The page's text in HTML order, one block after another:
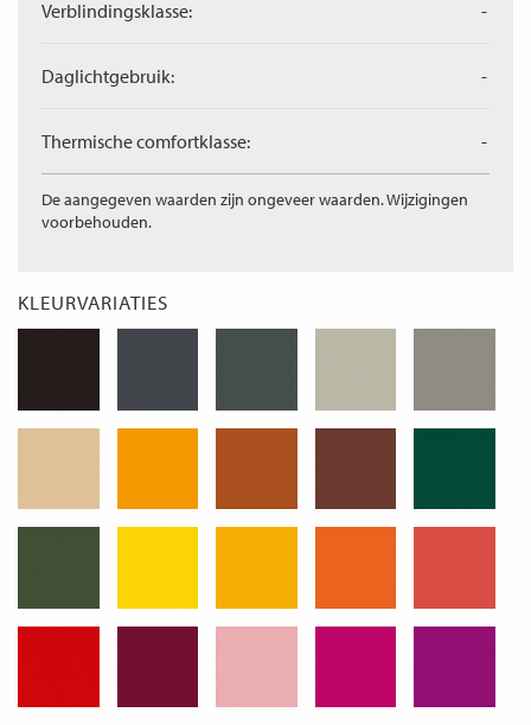
Verblindingsklasse: -
Daglichtgebruik: -
Thermische comfortklasse: -
De aangegeven waarden zijn ongeveer waarden. Wijzigingen
voorbehouden.
KLEURVARIATIES